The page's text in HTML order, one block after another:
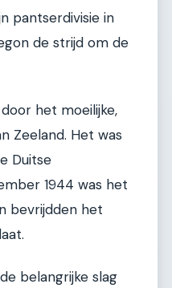
pantserdivisie in
de strijd om de
het moeilijke,
Zeeland. Het was
Duitse
1944 was het
bevrijdden het
belangrijke slag